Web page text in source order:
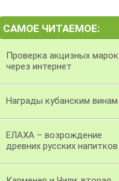
САМОЕ ЧИТАЕМОЕ:
Проверка акцизных марок
через интернет
Награды кубанским винам
ЕЛАХА – возрождение
древних русских напитков